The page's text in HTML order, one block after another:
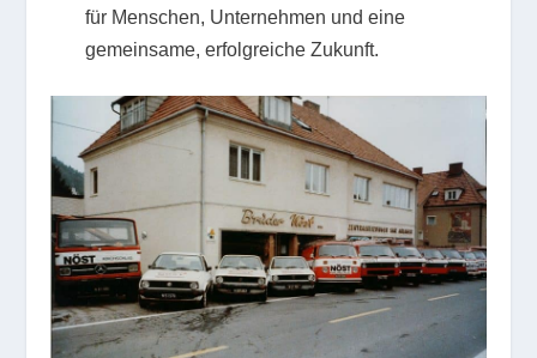
für Menschen, Unternehmen und eine
gemeinsame, erfolgreiche Zukunft.